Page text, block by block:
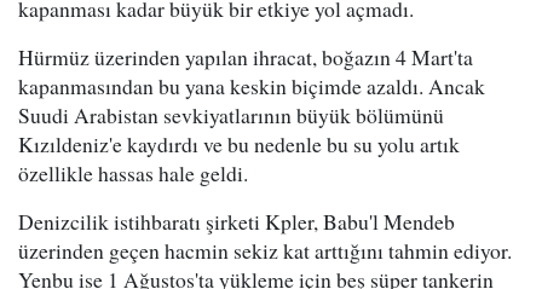
kapanması kadar büyük bir etkiye yol açmadı.
Hürmüz üzerinden yapılan ihracat, boğazın 4 Mart'ta
kapanmasından bu yana keskin biçimde azaldı. Ancak
Suudi Arabistan sevkiyatlarının büyük bölümünü
Kızıldeniz'e kaydırdı ve bu nedenle bu su yolu artık
özellikle hassas hale geldi.
Denizcilik istihbaratı şirketi Kpler, Babu'l Mendeb
üzerinden geçen hacmin sekiz kat arttığını tahmin ediyor.
Yenbu ise 1 Ağustos'ta yükleme için beş süper tankerin